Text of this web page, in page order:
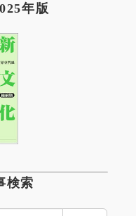
年版
検索